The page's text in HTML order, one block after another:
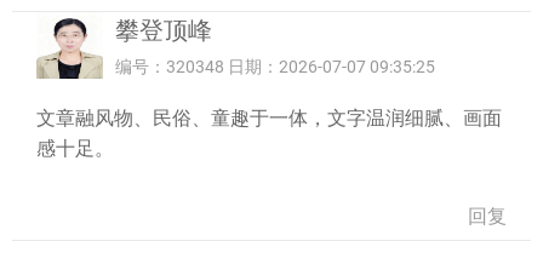
攀登顶峰
编号：320348 日期：2026-07-07 09:35:25
文章融风物、民俗、童趣于一体，文字温润细腻、画面
感十足。
回复